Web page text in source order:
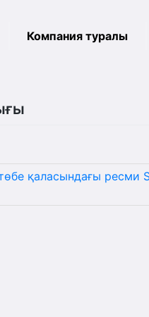
Компания туралы
қаласындағы ресми